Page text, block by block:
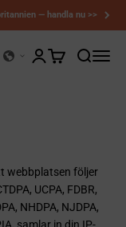
— handla nu >>
Öppna
Öppna kontosidan
Öppna
webbplatsen följer
UCPA, FDBR,
NHDPA, NJDPA,